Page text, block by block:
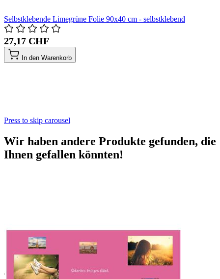
Selbstklebende Limegrüne Folie 90x40 cm - selbstklebend
27,17 CHF
In den Warenkorb
Press to skip carousel
Wir haben andere Produkte gefunden, die
Ihnen gefallen könnten!